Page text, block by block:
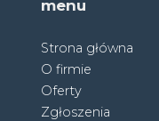
menu
Strona główna
O firmie
Oferty
Zgłoszenia